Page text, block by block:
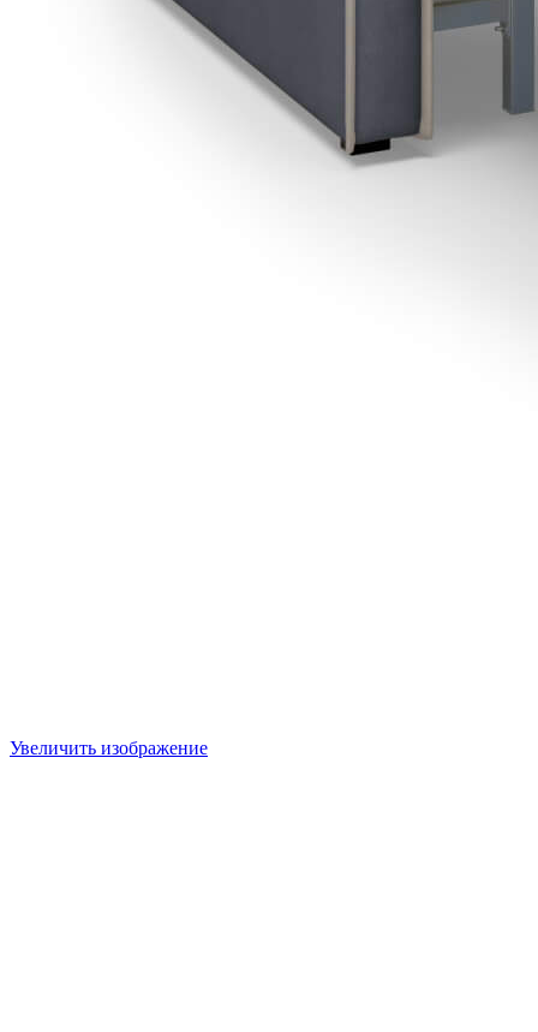
Увеличить изображение